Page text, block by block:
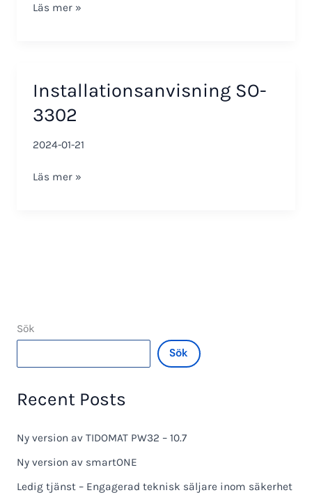
Anslutningskort
Läs mer »
Installationsanvisning SO-
3302
2024-01-21
Installationsanvisning
Läs mer »
Sök
Sök
Recent Posts
Ny version av TIDOMAT PW32 – 10.7
Ny version av smartONE
Ledig tjänst – Engagerad teknisk säljare inom säkerhet